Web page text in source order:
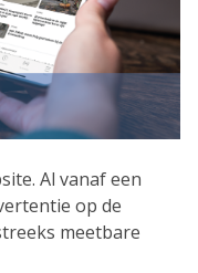
Al vanaf een
op de
meetbare